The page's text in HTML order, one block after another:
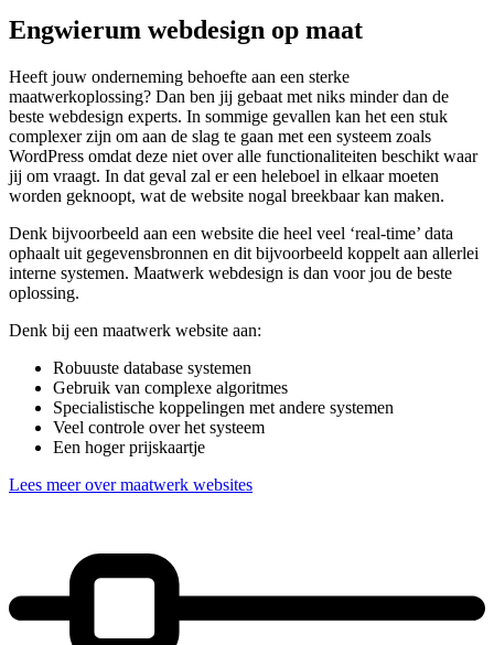
Engwierum webdesign op maat
Heeft jouw onderneming behoefte aan een sterke
maatwerkoplossing? Dan ben jij gebaat met niks minder dan de
beste webdesign experts. In sommige gevallen kan het een stuk
complexer zijn om aan de slag te gaan met een systeem zoals
WordPress omdat deze niet over alle functionaliteiten beschikt waar
jij om vraagt. In dat geval zal er een heleboel in elkaar moeten
worden geknoopt, wat de website nogal breekbaar kan maken.
Denk bijvoorbeeld aan een website die heel veel ‘real-time’ data
ophaalt uit gegevensbronnen en dit bijvoorbeeld koppelt aan allerlei
interne systemen. Maatwerk webdesign is dan voor jou de beste
oplossing.
Denk bij een maatwerk website aan:
Robuuste database systemen
Gebruik van complexe algoritmes
Specialistische koppelingen met andere systemen
Veel controle over het systeem
Een hoger prijskaartje
Lees meer over maatwerk websites